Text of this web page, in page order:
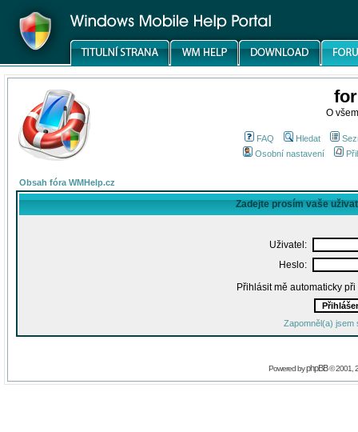
O
FAQ Hledat
Osobní nastavení
Obsah fóra WMHelp.cz
Zadejte prosím vaše
Uživatel:
Heslo:
Přihlásit mě automaticky
Zapomněl(a) jsem
Powered byphpBB© 2001,